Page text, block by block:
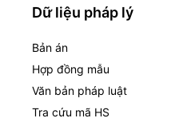
Dữ liệu pháp lý
Bản án
Hợp đồng mẫu
Văn bản pháp luật
Tra cứu mã HS